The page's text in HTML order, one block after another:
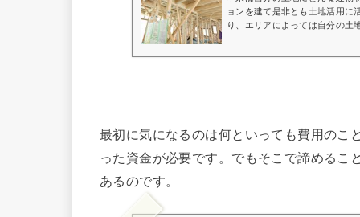
ョンを建て是非とも土地活用に
り、エリアによっては自分の土
最初に気になるのは何といっても費用のこ
った資金が必要です。でもそこで諦めるこ
あるのです。